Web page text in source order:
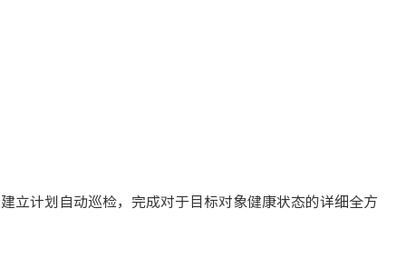
立计划自动巡检，完成对于目标对象健康状态的详细全方